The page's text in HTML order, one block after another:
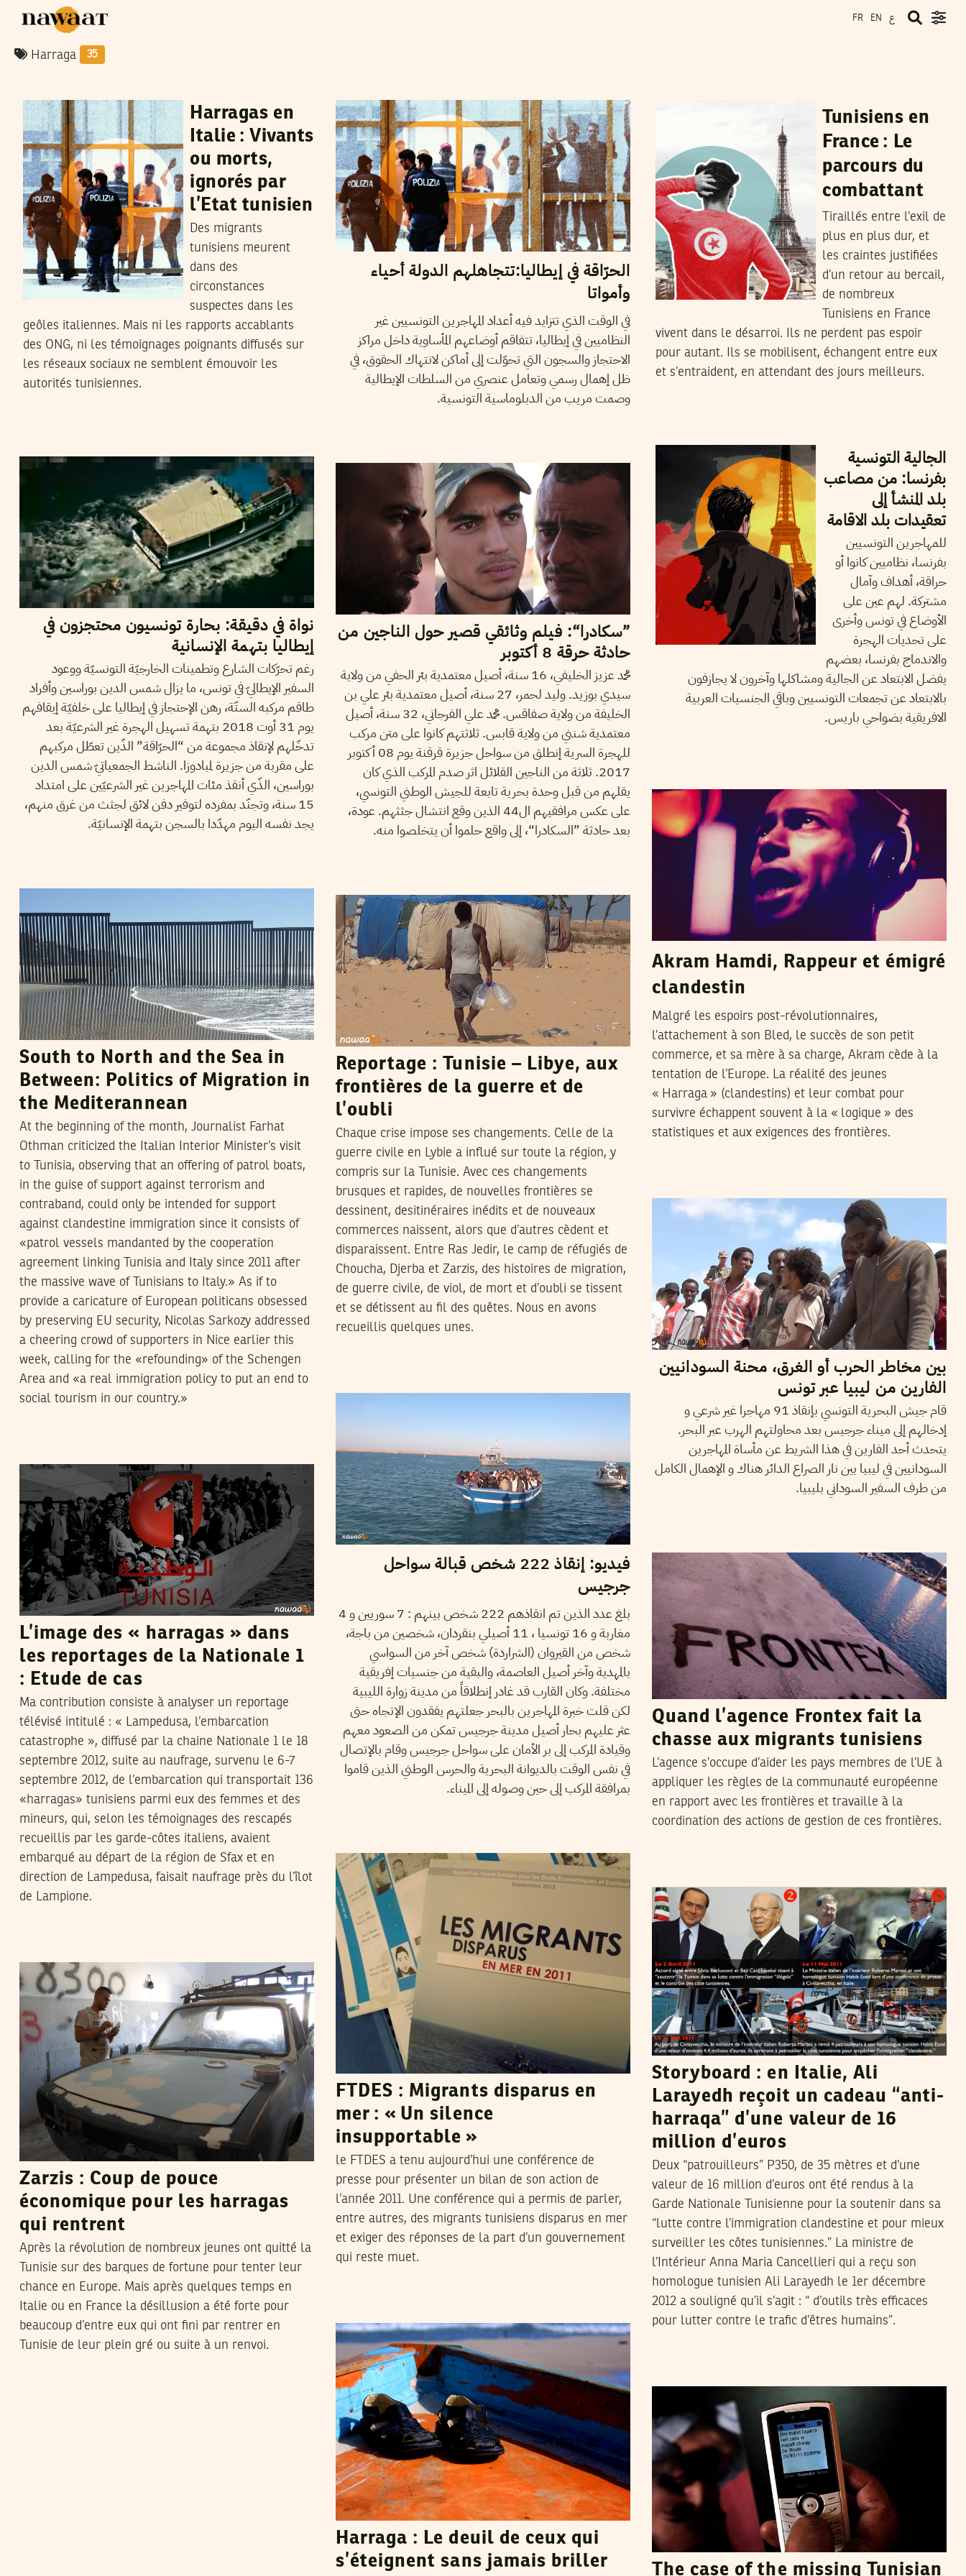
FR EN ع
Harraga 35
Harragas en
Italie : Vivants
ou morts,
ignorés par
l’Etat tunisien
Des migrants
tunisiens meurent
dans des
circonstances
suspectes dans les
geôles italiennes. Mais ni les rapports accablants
des ONG, ni les témoignages poignants diffusés sur
les réseaux sociaux ne semblent émouvoir les
autorités tunisiennes.
الحرّاقة في إيطاليا:تتجاهلهم الدولة أحياء
وأمواتا
في الوقت الذي تتزايد فيه أعداد المهاجرين التونسيين غير
النظاميين في إيطاليا، تتفاقم أوضاعهم المأساوية داخل مراكز
الاحتجاز والسجون التي تحوّلت إلى أماكن لانتهاك الحقوق، في
ظل إهمال رسمي وتعامل عنصري من السلطات الإيطالية
وصمت مريب من الدبلوماسية التونسية.
Tunisiens en
France : Le
parcours du
combattant
Tiraillés entre l’exil de
plus en plus dur, et
les craintes justifiées
d’un retour au bercail,
de nombreux
Tunisiens en France
vivent dans le désarroi. Ils ne perdent pas espoir
pour autant. Ils se mobilisent, échangent entre eux
et s’entraident, en attendant des jours meilleurs.
الجالية التونسية
بفرنسا: من مصاعب
بلد المنشأ إلى
تعقيدات بلد الاقامة
للمهاجرين التونسيين
بفرنسا، نظاميين كانوا أو
حراقة، أهداف وآمال
مشتركة. لهم عين على
الأوضاع في تونس وأخرى
على تحديات الهجرة
والاندماج بفرنسا، بعضهم
يفضل الابتعاد عن الجالية ومشاكلها وآخرون لا يجازفون
بالابتعاد عن تجمعات التونسيين وباقي الجنسيات العربية
الافريقية بضواحي باريس.
نواة في دقيقة: بحارة تونسيون محتجزون في
إيطاليا بتهمة الإنسانية
رغم تحرّكات الشارع وتطمينات الخارجيّة التونسيّة ووعود
السفير الإيطاليّ في تونس، ما يزال شمس الدين بوراسين وأفراد
طاقم مركبه الستّة، رهن الإحتجاز في إيطاليا على خلفيّة إيقافهم
يوم 31 أوت 2018 بتهمة تسهيل الهجرة غير الشرعيّة بعد
تدخّلهم لإنقاذ مجموعة من “الحرّاقة” الذّين تعطّل مركبهم
على مقربة من جزيرة لمبادوزا. الناشط الجمعياتيّ شمس الدين
بوراسين، الذّي أنقذ مئات المهاجرين غير الشرعيّين على امتداد
15 سنة، وتجنّد بمفرده لتوفير دفن لائق لجثث من غرق منهم،
يجد نفسه اليوم مهدّدا بالسجن بتهمة الإنسانيّة.
”سكادرا“: فيلم وثائقي قصير حول الناجين من
حادثة حرقة 8 أكتوبر
محمد عزيز الخليفي، 16 سنة، أصيل معتمدية بئر الحفي من ولاية
سيدي بوزيد. وليد لحمر، 27 سنة، أصيل معتمدية بئر علي بن
الخليفة من ولاية صفاقس. محمد علي الفرجاني، 32 سنة، أصيل
معتمدية شنني من ولاية قابس. ثلاثتهم كانوا على متن مركب
للهجرة السرية إنطلق من سواحل جزيرة قرقنة يوم 08 أكتوبر
2017. ثلاثة من الناجين القلائل اثر صدم المركب الذي كان
يقلهم من قبل وحدة بحرية تابعة للجيش الوطني التونسي،
على عكس مرافقيهم ال44 الذين وقع انتشال جثثهم. عودة،
بعد حادثة ”السكادرا“، إلى واقع حلموا أن يتخلصوا منه.
Akram Hamdi, Rappeur et émigré
clandestin
Malgré les espoirs post-révolutionnaires,
l’attachement à son Bled, le succès de son petit
commerce, et sa mère à sa charge, Akram cède à la
tentation de l’Europe. La réalité des jeunes
« Harraga » (clandestins) et leur combat pour
survivre échappent souvent à la « logique » des
statistiques et aux exigences des frontières.
South to North and the Sea in
Between: Politics of Migration in
the Mediterannean
At the beginning of the month, Journalist Farhat
Othman criticized the Italian Interior Minister’s visit
to Tunisia, observing that an offering of patrol boats,
in the guise of support against terrorism and
contraband, could only be intended for support
against clandestine immigration since it consists of
«patrol vessels mandanted by the cooperation
agreement linking Tunisia and Italy since 2011 after
the massive wave of Tunisians to Italy.» As if to
provide a caricature of European politicans obsessed
by preserving EU security, Nicolas Sarkozy addressed
a cheering crowd of supporters in Nice earlier this
week, calling for the «refounding» of the Schengen
Area and «a real immigration policy to put an end to
social tourism in our country.»
Reportage : Tunisie – Libye, aux
frontières de la guerre et de
l’oubli
Chaque crise impose ses changements. Celle de la
guerre civile en Lybie a influé sur toute la région, y
compris sur la Tunisie. Avec ces changements
brusques et rapides, de nouvelles frontières se
dessinent, desitinéraires inédits et de nouveaux
commerces naissent, alors que d’autres cèdent et
disparaissent. Entre Ras Jedir, le camp de réfugiés de
Choucha, Djerba et Zarzis, des histoires de migration,
de guerre civile, de viol, de mort et d’oubli se tissent
et se détissent au fil des quêtes. Nous en avons
recueillis quelques unes.
بين مخاطر الحرب أو الغرق، محنة السودانيين
الفارين من ليبيا عبر تونس
قام جيش البحرية التونسي بإنقاذ 91 مهاجرا غير شرعي و
إدخالهم إلى ميناء جرجيس بعد محاولتهم الهرب عبر البحر.
يتحدث أحد الفارين في هذا الشريط عن مأساة المهاجرين
السودانيين في ليبيا بين نار الصراع الدائر هناك و الإهمال الكامل
من طرف السفير السوداني بليبيا.
فيديو: إنقاذ 222 شخص قبالة سواحل
جرجيس
بلغ عدد الذين تم انقاذهم 222 شخص بينهم : 7 سوريين و 4
مغاربة و 16 تونسيا ، 11 أصيلي بنقردان، شخصين من باجة،
شخص من القيروان (الشراردة) شخص آخر من السواسي
بالمهدية وآخر أصيل العاصمة، والبقية من جنسيات إفريقية
مختلفة. وكان القارب قد غادر إنطلاقاً من مدينة زوارة الليبية
لكن قلت خبرة المهاجرين بالبحر جعلتهم يفقدون الإتجاه حتى
عثر عليهم بحار أصيل مدينة جرجيس تمكن من الصعود معهم
وقيادة المركب إلى بر الأمان على سواحل جرجيس وقام بالإتصال
في نفس الوقت بالديوانة البحرية والحرس الوطني الذين قاموا
بمرافقة المركب إلى حين وصوله إلى الميناء.
L’image des « harragas » dans
les reportages de la Nationale 1
: Etude de cas
Ma contribution consiste à analyser un reportage
télévisé intitulé : « Lampedusa, l’embarcation
catastrophe », diffusé par la chaine Nationale 1 le 18
septembre 2012, suite au naufrage, survenu le 6-7
septembre 2012, de l’embarcation qui transportait 136
«harragas» tunisiens parmi eux des femmes et des
mineurs, qui, selon les témoignages des rescapés
recueillis par les garde-côtes italiens, avaient
embarqué au départ de la région de Sfax et en
direction de Lampedusa, faisait naufrage près du l’îlot
de Lampione.
Quand l’agence Frontex fait la
chasse aux migrants tunisiens
L’agence s’occupe d’aider les pays membres de l’UE à
appliquer les règles de la communauté européenne
en rapport avec les frontières et travaille à la
coordination des actions de gestion de ces frontières.
FTDES : Migrants disparus en
mer : « Un silence
insupportable »
le FTDES a tenu aujourd’hui une conférence de
presse pour présenter un bilan de son action de
l’année 2011. Une conférence qui a permis de parler,
entre autres, des migrants tunisiens disparus en mer
et exiger des réponses de la part d’un gouvernement
qui reste muet.
Storyboard : en Italie, Ali
Larayedh reçoit un cadeau “anti-
harraqa” d’une valeur de 16
million d’euros
Deux “patrouilleurs” P350, de 35 mètres et d’une
valeur de 16 million d’euros ont été rendus à la
Garde Nationale Tunisienne pour la soutenir dans sa
“lutte contre l’immigration clandestine et pour mieux
surveiller les côtes tunisiennes.” La ministre de
l’Intérieur Anna Maria Cancellieri qui a reçu son
homologue tunisien Ali Larayedh le 1er décembre
2012 a souligné qu’il s’agit : “ d’outils très efficaces
pour lutter contre le trafic d’êtres humains”.
Zarzis : Coup de pouce
économique pour les harragas
qui rentrent
Après la révolution de nombreux jeunes ont quitté la
Tunisie sur des barques de fortune pour tenter leur
chance en Europe. Mais après quelques temps en
Italie ou en France la désillusion a été forte pour
beaucoup d’entre eux qui ont fini par rentrer en
Tunisie de leur plein gré ou suite à un renvoi.
Harraga : Le deuil de ceux qui
s’éteignent sans jamais briller
The case of the missing Tunisian